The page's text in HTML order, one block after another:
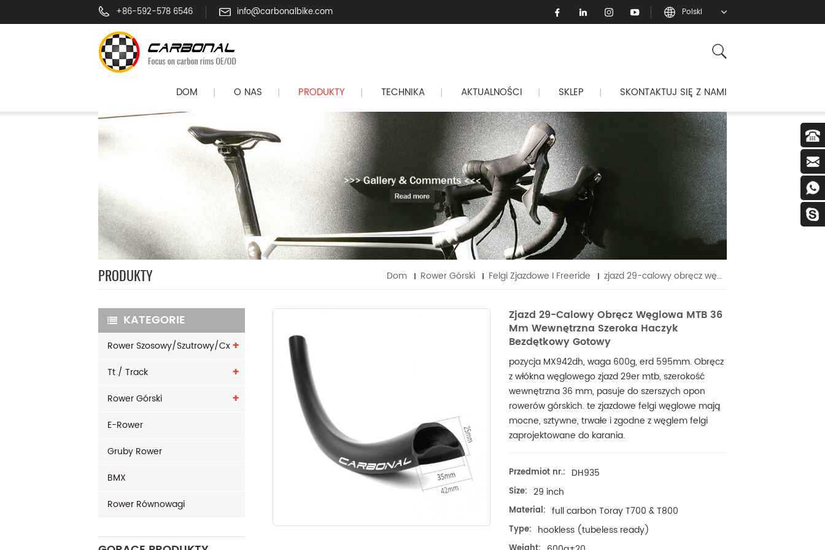
+86-592-578 6546 info@carbonalbike.com Polski
DOM | O NAS | PRODUKTY | TECHNIKA | AKTUALNOŚCI | SKLEP | SKONTAKTUJ SIĘ Z NAMI
PRODUKTY Dom Rower Górski Felgi Zjazdowe I Freeride zjazd 29-calowy obręcz węglowa MTB 36 mm wewnętrzna szeroka haczyk bezdętkowy gotowy
KATEGORIE
Rower Szosowy/szutrowy/cx
Tt / Track
Rower Górski
E-Rower
Gruby Rower
BMX
Rower Równowagi
Zjazd 29-Calowy Obręcz Węglowa MTB 36
Mm Wewnętrzna Szeroka Haczyk
Bezdętkowy Gotowy
pozycja MX942dh, waga 600g, erd 595mm. Obręcz
z włókna węglowego zjazd 29er mtb, szerokość
wewnętrzna 36 mm, pasuje do szerszych opon
rowerów górskich. te zjazdowe felgi węglowe mają
mocne, sztywne, trwałe i zgodne z węglem felgi
zaprojektowane do karania.
Przedmiot nr.: DH935
Size: 29 inch
Material: full carbon Toray T700 & T800
Type: hookless (tubeless ready)